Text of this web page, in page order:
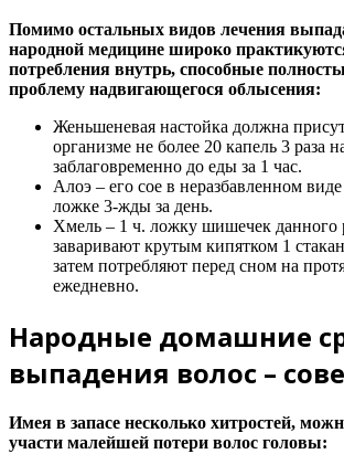
Помимо остальных видов лечения
народной медицине широко
потребления внутрь, способные
проблему надвигающегося облысения:
Женьшеневая настойка должна
организме не более 20 капель 3 раза
заблаговременно до еды за 1 час.
Алоэ – его сое в неразбавленном
ложке 3-жды за день.
Хмель – 1 ч. ложку шишечек данного
заваривают крутым кипятком 1
затем потребляют перед сном на
ежедневно.
Народные домашние
выпадения волос –
Имея в запасе несколько хитростей,
участи малейшей потери волос головы: